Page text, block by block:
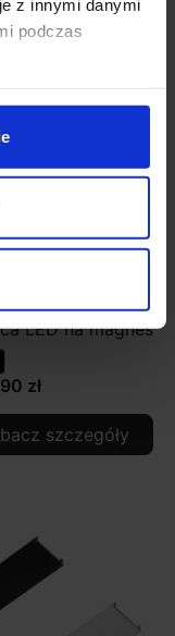
z innymi danymi
podczas
MULTILINE
P lampa
LED na magnes
zł
szczegóły